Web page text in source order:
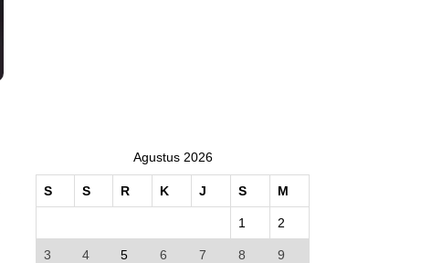
Agustus 2026
S S R K J S M
1 2
3 4 5 6 7 8 9